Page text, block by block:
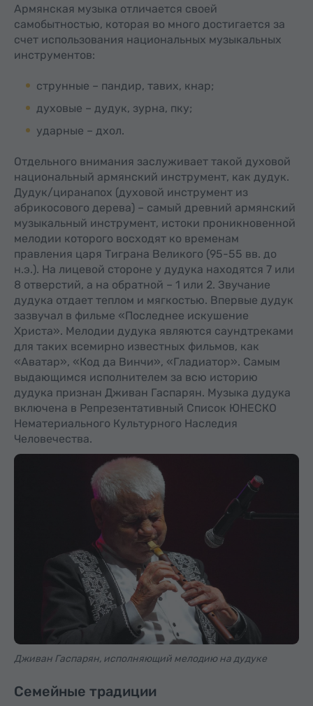
Армянская музыка отличается своей
самобытностью, которая во много достигается за
счет использования национальных музыкальных
инструментов:
струнные – пандир, тавих, кнар;
духовые – дудук, зурна, пку;
ударные – дхол.
Отдельного внимания заслуживает такой духовой
национальный армянский инструмент, как дудук.
Дудук/циранапох (духовой инструмент из
абрикосового дерева) – самый древний армянский
музыкальный инструмент, истоки проникновенной
мелодии которого восходят ко временам
правления царя Тиграна Великого (95-55 вв. до
н.э.). На лицевой стороне у дудука находятся 7 или
8 отверстий, а на обратной – 1 или 2. Звучание
дудука отдает теплом и мягкостью. Впервые дудук
зазвучал в фильме «Последнее искушение
Христа». Мелодии дудука являются саундтреками
для таких всемирно известных фильмов, как
«Аватар», «Код да Винчи», «Гладиатор». Самым
выдающимся исполнителем за всю историю
дудука признан Дживан Гаспарян. Музыка дудука
включена в Репрезентативный Список ЮНЕСКО
Нематериального Культурного Наследия
Человечества.
Дживан Гаспарян, исполняющий мелодию на дудуке
Семейные традиции